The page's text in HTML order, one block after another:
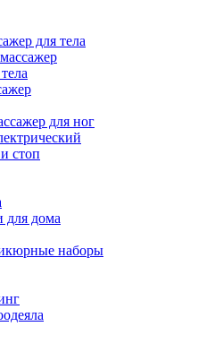
для тела
для ног
стоп
для дома
наборы